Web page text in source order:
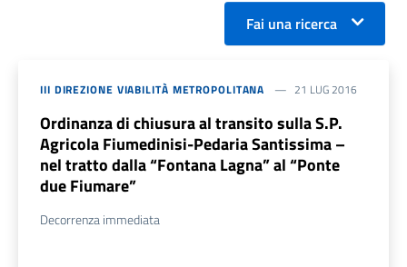
Fai una ricerca
III DIREZIONE VIABILITÀ METROPOLITANA 21 LUG 2016
Ordinanza di chiusura al transito sulla S.P.
Agricola Fiumedinisi-Pedaria Santissima –
nel tratto dalla “Fontana Lagna” al “Ponte
due Fiumare”
Decorrenza immediata